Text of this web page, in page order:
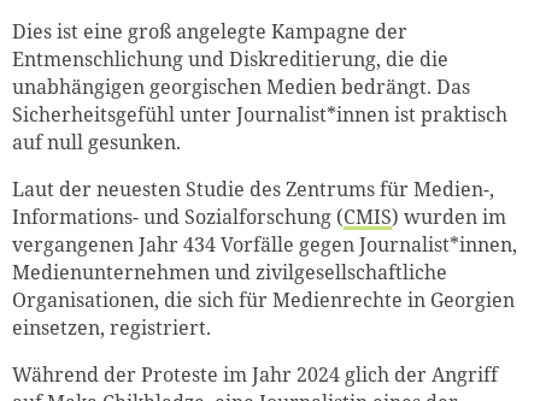
Dies ist eine groß angelegte Kampagne der
Entmenschlichung und Diskreditierung, die die
unabhängigen georgischen Medien bedrängt. Das
Sicherheitsgefühl unter Journalist*innen ist praktisch
auf null gesunken.
Laut der neuesten Studie des Zentrums für Medien-,
Informations- und Sozialforschung (CMIS) wurden im
vergangenen Jahr 434 Vorfälle gegen Journalist*innen,
Medienunternehmen und zivilgesellschaftliche
Organisationen, die sich für Medienrechte in Georgien
einsetzen, registriert.
Während der Proteste im Jahr 2024 glich der Angriff